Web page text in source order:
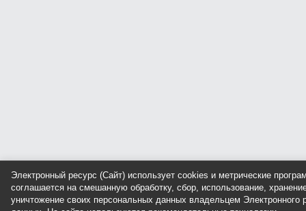
Электронный ресурс (Сайт) использует cookies и метрические
соглашается на смешанную обработку, сбор, использование,
уничтожение своих персональных данных владельцем Электронного